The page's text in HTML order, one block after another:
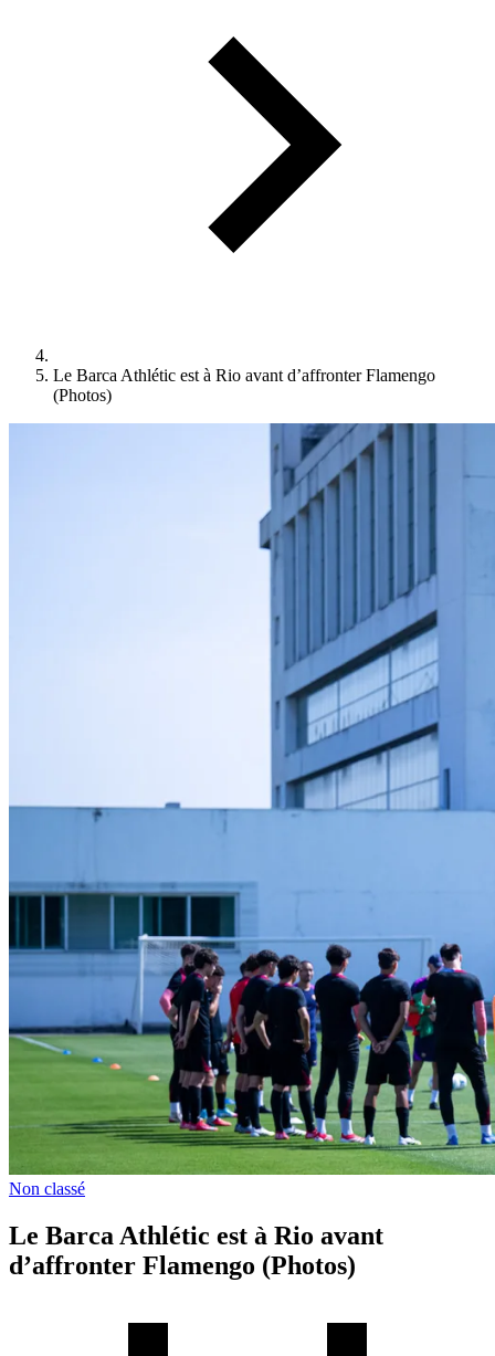
Le Barca Athlétic est à Rio avant d’affronter Flamengo
(Photos)
Non classé
Le Barca Athlétic est à Rio avant
d’affronter Flamengo (Photos)